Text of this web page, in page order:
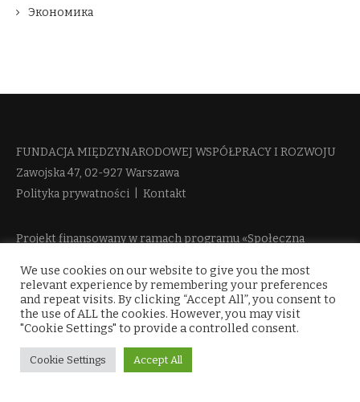
Экономика
FUNDACJA MIĘDZYNARODOWEJ WSPÓŁPRACY I ROZWOJU​
Zawojska 47, 02-927 Warszawa
Polityka prywatności
Kontakt
Projekt finansowany w ramach programu «Społeczna
więcej informacji
We use cookies on our website to give you the most
relevant experience by remembering your preferences
and repeat visits. By clicking “Accept All”, you consent to
the use of ALL the cookies. However, you may visit
"Cookie Settings" to provide a controlled consent.
Cookie Settings Accept All